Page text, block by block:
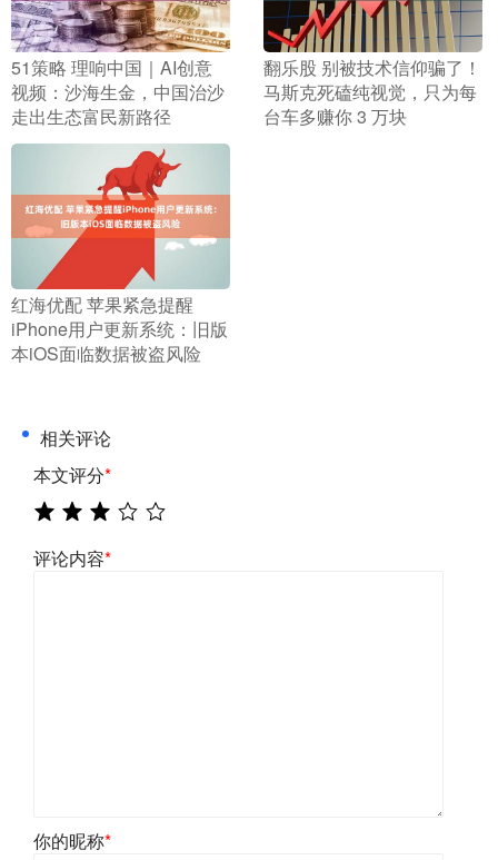
​51策略 理响中国｜AI创意
视频：沙海生金，中国治沙
走出生态富民新路径
​翻乐股 别被技术信仰骗了！
马斯克死磕纯视觉，只为每
台车多赚你 3 万块
​红海优配 苹果紧急提醒
iPhone用户更新系统：旧版
本iOS面临数据被盗风险
相关评论
本文评分*
评论内容*
你的昵称*